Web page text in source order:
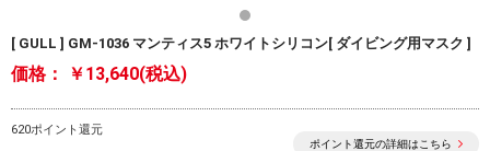
[ GULL ] GM-1036 マンティス5 ホワイトシリコン[ ダイビング用マスク ]
価格： ￥13,640(税込)
620ポイント還元
ポイント還元の詳細はこちら